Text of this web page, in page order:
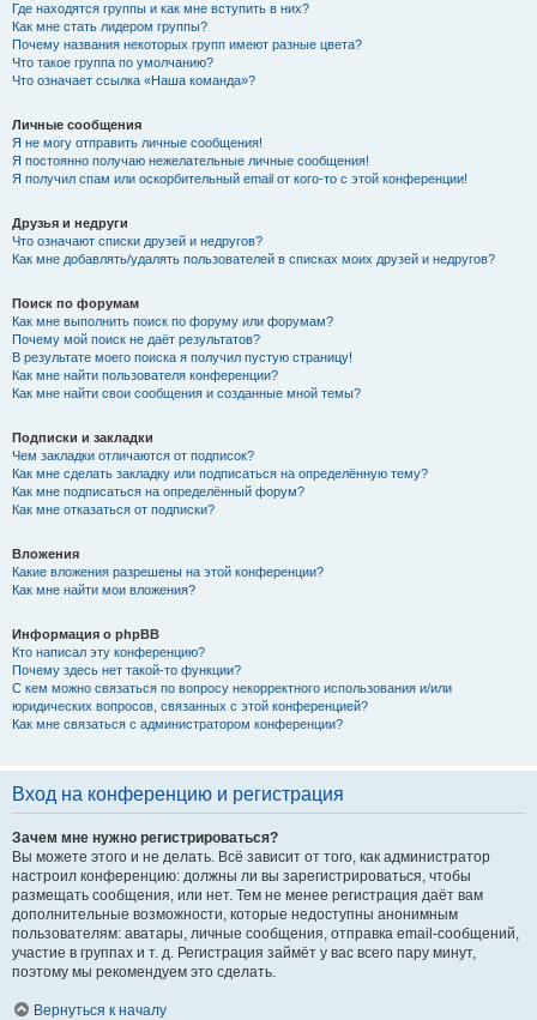
Где находятся группы и как мне вступить в них?
Как мне стать лидером группы?
Почему названия некоторых групп имеют разные цвета?
Что такое группа по умолчанию?
Что означает ссылка «Наша команда»?
Личные сообщения
Я не могу отправить личные сообщения!
Я постоянно получаю нежелательные личные сообщения!
Я получил спам или оскорбительный email от кого-то с этой конференции!
Друзья и недруги
Что означают списки друзей и недругов?
Как мне добавлять/удалять пользователей в списках моих друзей и недругов?
Поиск по форумам
Как мне выполнить поиск по форуму или форумам?
Почему мой поиск не даёт результатов?
В результате моего поиска я получил пустую страницу!
Как мне найти пользователя конференции?
Как мне найти свои сообщения и созданные мной темы?
Подписки и закладки
Чем закладки отличаются от подписок?
Как мне сделать закладку или подписаться на определённую тему?
Как мне подписаться на определённый форум?
Как мне отказаться от подписки?
Вложения
Какие вложения разрешены на этой конференции?
Как мне найти мои вложения?
Информация о phpBB
Кто написал эту конференцию?
Почему здесь нет такой-то функции?
С кем можно связаться по вопросу некорректного использования и/или
юридических вопросов, связанных с этой конференцией?
Как мне связаться с администратором конференции?
Вход на конференцию и регистрация
Зачем мне нужно регистрироваться?
Вы можете этого и не делать. Всё зависит от того, как администратор
настроил конференцию: должны ли вы зарегистрироваться, чтобы
размещать сообщения, или нет. Тем не менее регистрация даёт вам
дополнительные возможности, которые недоступны анонимным
пользователям: аватары, личные сообщения, отправка email-сообщений,
участие в группах и т. д. Регистрация займёт у вас всего пару минут,
поэтому мы рекомендуем это сделать.
Вернуться к началу